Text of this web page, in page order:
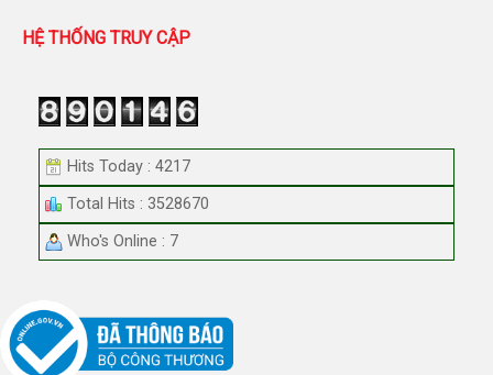
HỆ THỐNG TRUY CẬP
Hits Today : 4217
Total Hits : 3528670
Who's Online : 7